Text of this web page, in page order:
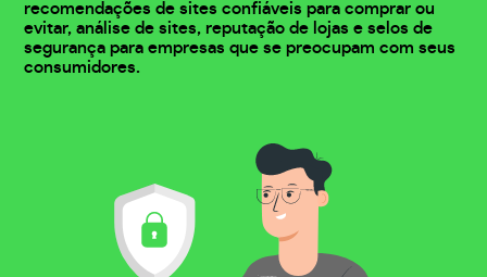
recomendações de sites confiáveis para comprar ou
evitar, análise de sites, reputação de lojas e selos de
segurança para empresas que se preocupam com seus
consumidores.